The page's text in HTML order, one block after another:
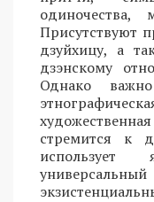
Присутствуют
дзуйхицу, а
дзэнскому
Однако
стремится к